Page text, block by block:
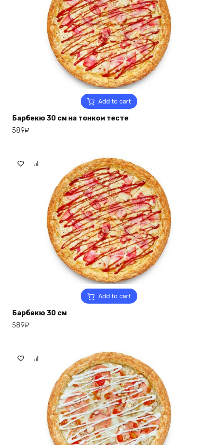
Add to cart
Барбекю 30 см на тонком тесте
589₽
Add to cart
Барбекю 30 см
589₽